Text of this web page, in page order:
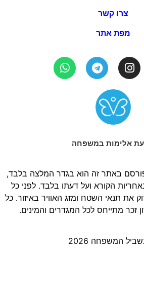
צרו קשר
מפת אתר
אלימות במשפחה
באתר זה הוא בגדר המלצה בלבד,
הקורא ועל דעתו בלבד. לפני כל
את תנאי השטח ומזג האוויר באיזור. כל
זכר מתייחס לכל המגדרים והמינים.
המשפחה 2026